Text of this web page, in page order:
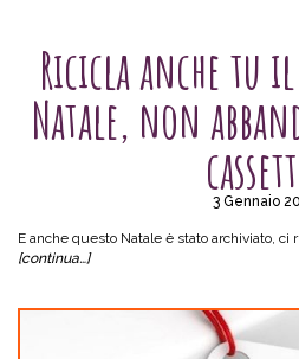
Ricicla anche tu
Natale, non
3 Gennaio
E anche questo Natale è stato archiviato, ci
[continua…]